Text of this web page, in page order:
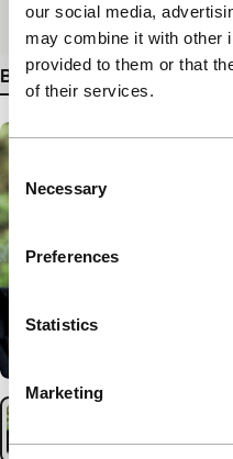
our social media,
may combine it with other
provided to them or that
of their services.
Selection
Necessary
Preferences
Statistics
Marketing
Medium/Formaat35mm
Bekijk meer details